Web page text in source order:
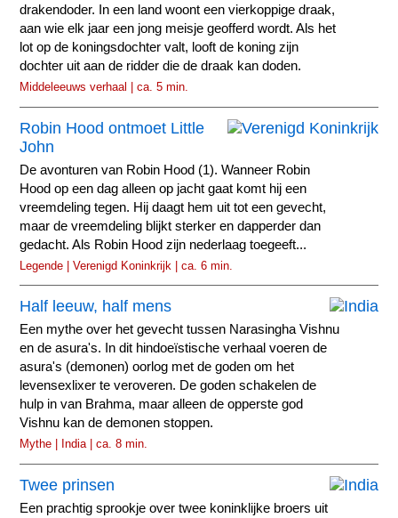
drakendoder. In een land woont een vierkoppige draak,
aan wie elk jaar een jong meisje geofferd wordt. Als het
lot op de koningsdochter valt, looft de koning zijn
dochter uit aan de ridder die de draak kan doden.
Middeleeuws verhaal | ca. 5 min.
Robin Hood ontmoet Little
John
De avonturen van Robin Hood (1). Wanneer Robin
Hood op een dag alleen op jacht gaat komt hij een
vreemdeling tegen. Hij daagt hem uit tot een gevecht,
maar de vreemdeling blijkt sterker en dapperder dan
gedacht. Als Robin Hood zijn nederlaag toegeeft...
Legende | Verenigd Koninkrijk | ca. 6 min.
Half leeuw, half mens
Een mythe over het gevecht tussen Narasingha Vishnu
en de asura's. In dit hindoeïstische verhaal voeren de
asura's (demonen) oorlog met de goden om het
levensexlixer te veroveren. De goden schakelen de
hulp in van Brahma, maar alleen de opperste god
Vishnu kan de demonen stoppen.
Mythe | India | ca. 8 min.
Twee prinsen
Een prachtig sprookje over twee koninklijke broers uit